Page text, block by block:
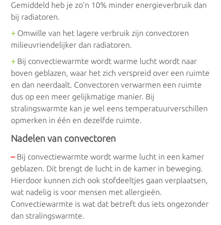
Gemiddeld heb je zo’n 10% minder energieverbruik dan
bij radiatoren.
+ Omwille van het lagere verbruik zijn convectoren
milieuvriendelijker dan radiatoren.
+ Bij convectiewarmte wordt warme lucht wordt naar
boven geblazen, waar het zich verspreid over een ruimte
en dan neerdaalt. Convectoren verwarmen een ruimte
dus op een meer gelijkmatige manier. Bij
stralingswarmte kan je wel eens temperatuurverschillen
opmerken in één en dezelfde ruimte.
Nadelen van convectoren
–Bij convectiewarmte wordt warme lucht in een kamer
geblazen. Dit brengt de lucht in de kamer in beweging.
Hierdoor kunnen zich ook stofdeeltjes gaan verplaatsen,
wat nadelig is voor mensen met allergieën.
Convectiewarmte is wat dat betreft dus iets ongezonder
dan stralingswarmte.